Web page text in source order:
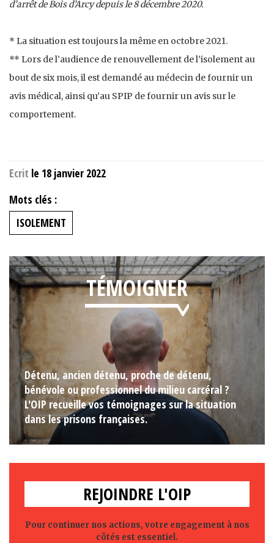
d’arrêt de Bois d’Arcy depuis le 8 décembre 2020.
* La situation est toujours la même en octobre 2021.
** Lors de l’audience de renouvellement de l’isolement au
bout de six mois, il est demandé au médecin de fournir un
avis médical, ainsi qu’au SPIP de fournir un avis sur le
comportement.
Ecrit le 18 janvier 2022
Mots clés :
ISOLEMENT
TÉMOIGNER
Détenu, ancien détenu, proche de détenu,
bénévole ou professionnel du milieu carcéral ?
L'OIP recueille vos témoignages sur la situation
dans les prisons françaises.
REJOINDRE L'OIP
Pour continuer nos actions, votre engagement à nos
côtés est essentiel.